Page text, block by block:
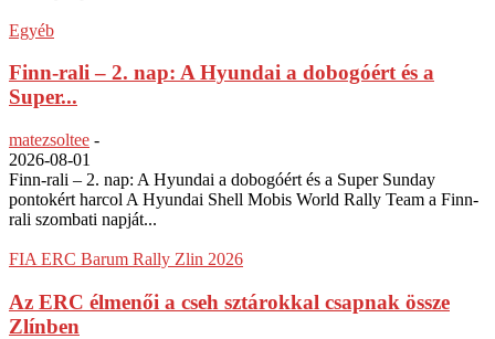
Egyéb
Finn-rali – 2. nap: A Hyundai a dobogóért és a
Super...
matezsoltee -
2026-08-01
Finn-rali – 2. nap: A Hyundai a dobogóért és a Super Sunday
pontokért harcol A Hyundai Shell Mobis World Rally Team a Finn-
rali szombati napját...
FIA ERC Barum Rally Zlin 2026
Az ERC élmenői a cseh sztárokkal csapnak össze
Zlínben